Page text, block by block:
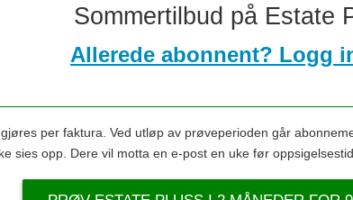
Sommertilbud på Estate
Allerede abonnent? Logg
per faktura. Ved utløp av prøveperioden går
sies opp. Dere vil motta en e-post en uke før